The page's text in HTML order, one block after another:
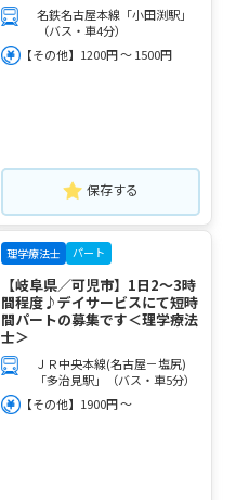
名鉄名古屋本線「小田渕駅」
（バス・車4分）
【その他】1200円 ～ 1500円
保存する
理学療法士 パート
【岐阜県／可児市】1日2～3時
間程度♪デイサービスにて短時
間パートの募集です＜理学療法
士＞
ＪＲ中央本線(名古屋－塩尻)
「多治見駅」（バス・車5分）
【その他】1900円 ～